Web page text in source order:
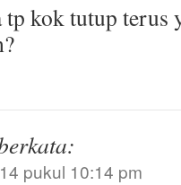
tp kok tutup terus
pukul 10:14 pm